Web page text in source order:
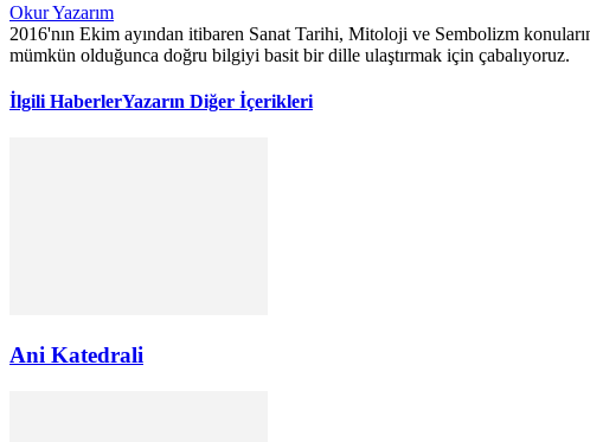
Okur Yazarım
2016'nın Ekim ayından itibaren Sanat Tarihi, Mitoloji ve Sembolizm
mümkün olduğunca doğru bilgiyi basit bir dille ulaştırmak için çabalıyoruz.
İlgili HaberlerYazarın Diğer İçerikleri
Ani Katedrali